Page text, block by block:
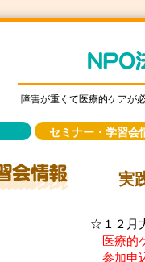
障害が重くて医療的ケアが
セミナー・学習会
実
☆１２月
医療的
参加申